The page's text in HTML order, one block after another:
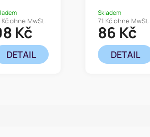
Kč ohne MwSt.
Kč
DETAIL
PETRA
Skladem
71 Kč ohne MwSt.
86 Kč
DETAIL